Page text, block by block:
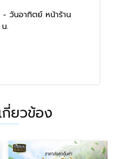
- วันอาทิตย์ หน้าร้าน
.
ยวข้อง